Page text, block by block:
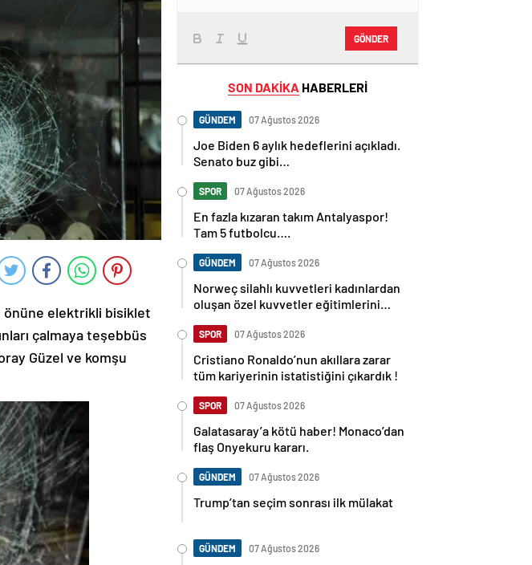
önüne elektrikli bisiklet
çalmaya teşebbüs
Güzel ve komşu
GÖNDER
SON DAKİKA HABERLERİ
GÜNDEM 07 Ağustos 2026
Joe Biden 6 aylık hedeflerini açıkladı.
Senato buz gibi…
SPOR 07 Ağustos 2026
En fazla kızaran takım Antalyaspor!
Tam 5 futbolcu….
GÜNDEM 07 Ağustos 2026
Norweç silahlı kuvvetleri kadınlardan
oluşan özel kuvvetler eğitimlerini
SPOR 07 Ağustos 2026
Cristiano Ronaldo’nun akıllara zarar
tüm kariyerinin istatistiğini çıkardık !
SPOR 07 Ağustos 2026
Galatasaray’a kötü haber! Monaco’dan
flaş Onyekuru kararı.
GÜNDEM 07 Ağustos 2026
Trump’tan seçim sonrası ilk mülakat
GÜNDEM 07 Ağustos 2026